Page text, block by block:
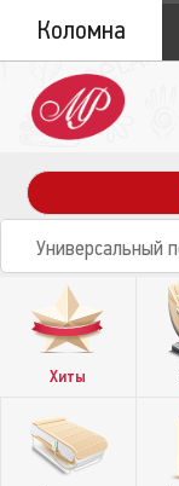
Коломна
Хиты